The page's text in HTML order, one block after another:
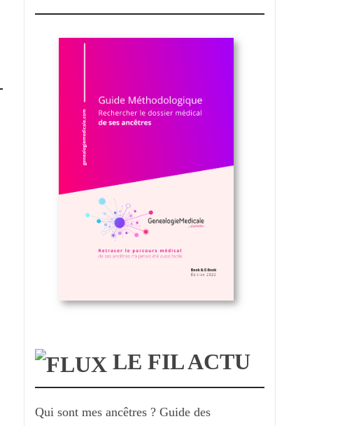
LE FIL ACTU
Qui sont mes ancêtres ? Guide des